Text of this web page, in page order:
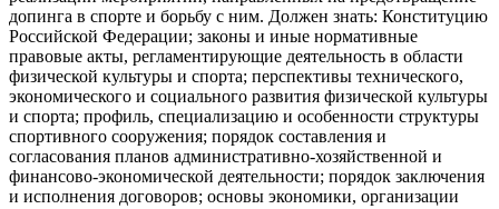
допинга в спорте и борьбу с ним. Должен знать: Конституцию
Российской Федерации; законы и иные нормативные
правовые акты, регламентирующие деятельность в области
физической культуры и спорта; перспективы технического,
экономического и социального развития физической культуры
и спорта; профиль, специализацию и особенности структуры
спортивного сооружения; порядок составления и
согласования планов административно-хозяйственной и
финансово-экономической деятельности; порядок заключения
и исполнения договоров; основы экономики, организации